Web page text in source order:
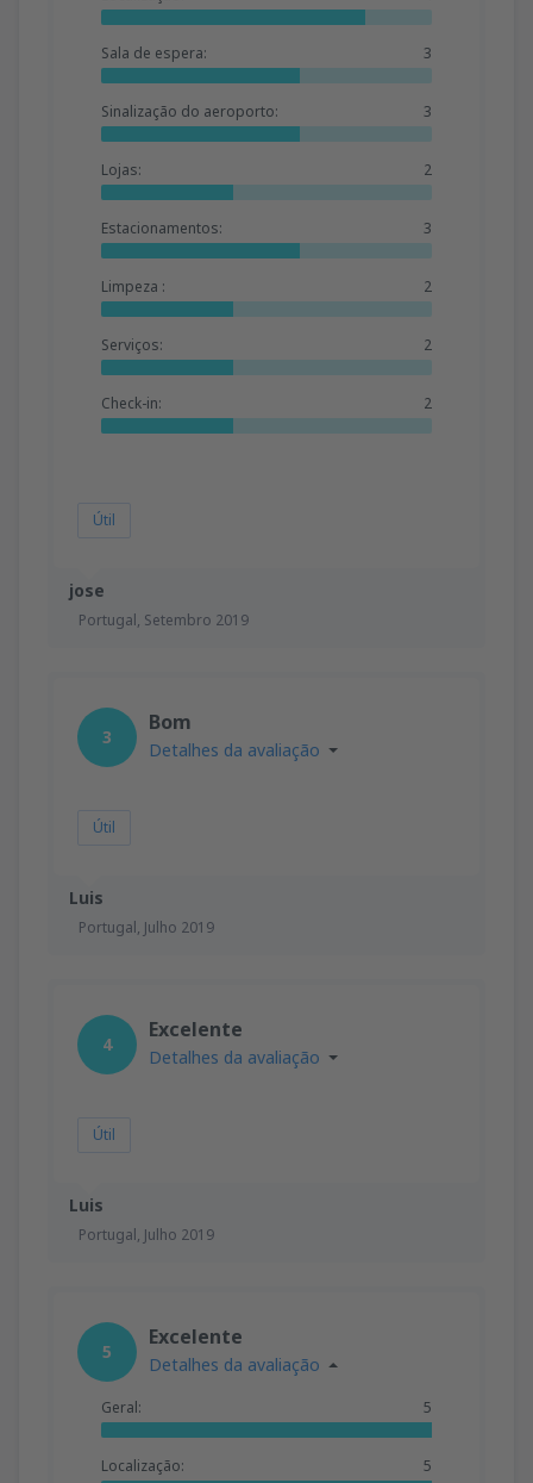
jose
Portugal, Setembro 2019
Sala de espera: 3
Sinalização do aeroporto: 3
Lojas: 2
Estacionamentos: 3
Limpeza : 2
Serviços: 2
Check-in: 2
Útil
Luis
Portugal, Julho 2019
3
Bom
Detalhes da avaliação
Útil
Luis
Portugal, Julho 2019
4
Excelente
Detalhes da avaliação
Útil
5
Excelente
Detalhes da avaliação
Geral: 5
Localização: 5